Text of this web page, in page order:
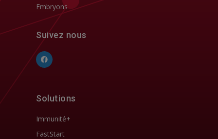
Embryons
Suivez nous
Solutions
Immunité+
FastStart